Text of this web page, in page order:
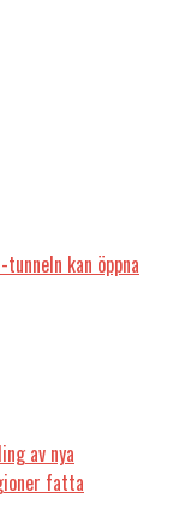
kan öppna
av nya
fatta